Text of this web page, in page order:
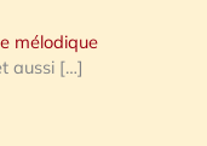
mélodique
aussi […]